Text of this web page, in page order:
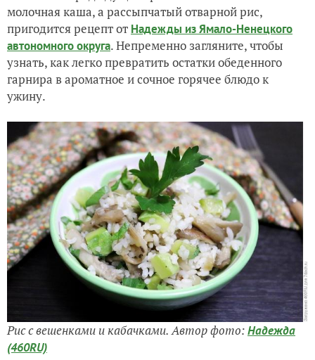
молочная каша, а рассыпчатый отварной рис,
пригодится рецепт от Надежды из Ямало-Ненецкого
автономного округа. Непременно загляните, чтобы
узнать, как легко превратить остатки обеденного
гарнира в ароматное и сочное горячее блюдо к
ужину.
Рис с вешенками и кабачками. Автор фото:Надежда
(460RU)